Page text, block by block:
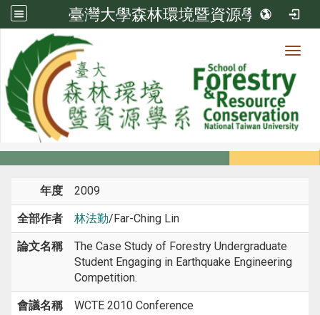
臺灣大學森林環境暨資源學系
系所成員
系所成員
年度 2009
全部作者 林法勤/Far-Ching Lin
論文名稱
The Case Study of Forestry Undergraduate
Student Engaging in Earthquake Engineering
Competition.
會議名稱 WCTE 2010 Conference